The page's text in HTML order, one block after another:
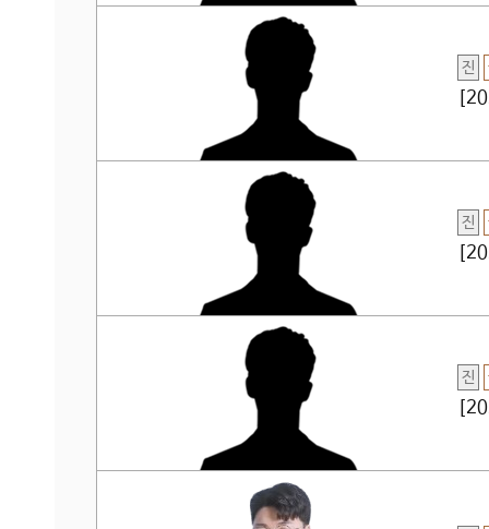
진
진
진